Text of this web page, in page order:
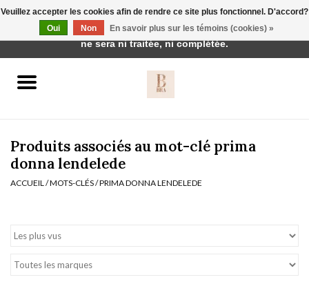
vêtements de nuit
Homewear
Produits associés au mot-clé prima
donna lendelede
ACCUEIL /MOTS-CLÉS/PRIMA DONNA LENDELEDE
Veuillez accepter les cookies afin de rendre ce site plus fonctionnel. D'accord?
Oui
Non En savoir plus sur les témoins (cookies) »
Cette boutique est en construction. Toute commande passée
ne sera ni traitée, ni complétée.